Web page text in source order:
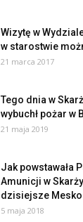
Wizytę w
w starostwie
21 marca 2017
Tego dnia w
wybuchł pożar w
21 maja 2019
Jak powstawała
Amunicji w
dzisiejsze Mesko
5 maja 2018